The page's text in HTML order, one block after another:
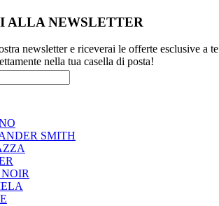
ALLA NEWSLETTER
newsletter e riceverai le offerte esclusive a te
nella tua casella di posta!
SMITH